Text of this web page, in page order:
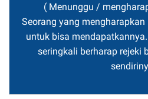
( Menunggu /
Seorang yang
untuk bisa
seringkali berharap rejeki